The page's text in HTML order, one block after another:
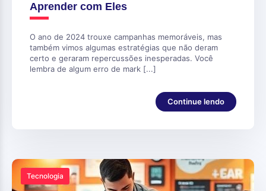
Aprender com Eles
O ano de 2024 trouxe campanhas memoráveis, mas
também vimos algumas estratégias que não deram
certo e geraram repercussões inesperadas. Você
lembra de algum erro de mark [...]
Continue lendo
Tecnologia